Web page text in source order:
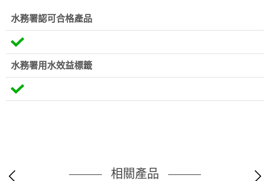
水務署認可合格產品
水務署用水效益標籤
相關產品